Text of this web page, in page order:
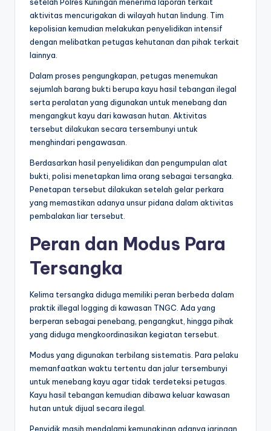
aktivitas mencurigakan di wilayah hutan lindung. Tim
kepolisian kemudian melakukan penyelidikan intensif
dengan melibatkan petugas kehutanan dan pihak terkait
lainnya.
Dalam proses pengungkapan, petugas menemukan
sejumlah barang bukti berupa kayu hasil tebangan ilegal
serta peralatan yang digunakan untuk menebang dan
mengangkut kayu dari kawasan hutan. Aktivitas
tersebut dilakukan secara tersembunyi untuk
menghindari pengawasan.
Berdasarkan hasil penyelidikan dan pengumpulan alat
bukti, polisi menetapkan lima orang sebagai tersangka.
Penetapan tersebut dilakukan setelah gelar perkara
yang memastikan adanya unsur pidana dalam aktivitas
pembalakan liar tersebut.
Peran dan Modus Para
Tersangka
Kelima tersangka diduga memiliki peran berbeda dalam
praktik illegal logging di kawasan TNGC. Ada yang
berperan sebagai penebang, pengangkut, hingga pihak
yang diduga mengkoordinasikan kegiatan tersebut.
Modus yang digunakan terbilang sistematis. Para pelaku
memanfaatkan waktu tertentu dan jalur tersembunyi
untuk menebang kayu agar tidak terdeteksi petugas.
Kayu hasil tebangan kemudian dibawa keluar kawasan
hutan untuk dijual secara ilegal.
Penyidik masih mendalami kemungkinan adanya jaringan